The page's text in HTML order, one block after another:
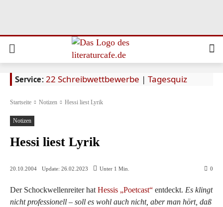
Service:22 Schreibwettbewerbe | Tagesquiz
Startseite Notizen Hessi liest Lyrik
Notizen
Hessi liest Lyrik
20.10.2004 Update: 26.02.2023 Unter 1 Min. 0
Der Schockwellenreiter hatHessis „Poetcast“ entdeckt. Es klingt
nicht professionell – soll es wohl auch nicht, aber man hört, daß